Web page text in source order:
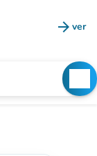
arrow_forward ver